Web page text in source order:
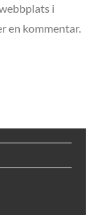
i
en kommentar.